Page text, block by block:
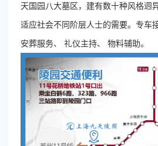
天国园八大墓区，建有数十种风格迥
适应社会不同阶层人士的需要。专车
安葬服务、 礼仪主持、 物料辅助。